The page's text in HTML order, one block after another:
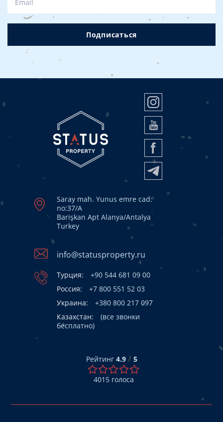
Подписаться
Saray mah. Yunus emre cad.
no:37/A
Barişkan Apt Alanya/Antalya
Turkey
info@statusproperty.ru
Турция:
+90 544 681 09 00
Россия:
+7 800 551 52 03
Украина:
+380 800 217 097
Казахстан:
(все звонки
бесплатно)
Рейтинг 4.9/ 5
4015 голоса